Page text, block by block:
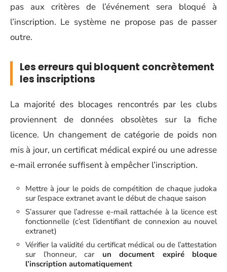
pas aux critères de l’événement sera bloqué à
l’inscription. Le système ne propose pas de passer
outre.
Les erreurs qui bloquent concrètement
les inscriptions
La majorité des blocages rencontrés par les clubs
proviennent de données obsolètes sur la fiche
licence. Un changement de catégorie de poids non
mis à jour, un certificat médical expiré ou une adresse
e-mail erronée suffisent à empêcher l’inscription.
Mettre à jour le poids de compétition de chaque judoka
sur l’espace extranet avant le début de chaque saison
S’assurer que l’adresse e-mail rattachée à la licence est
fonctionnelle (c’est l’identifiant de connexion au nouvel
extranet)
Vérifier la validité du certificat médical ou de l’attestation
sur l’honneur, car un document expiré bloque
l’inscription automatiquement